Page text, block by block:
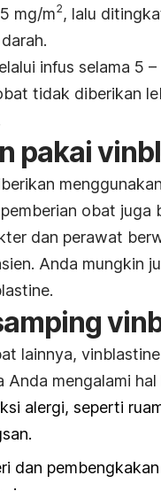
mg/m2, lalu
infus selama 5
tidak diberikan
pakai
obat juga
dan perawat
Anda mungkin
.
lainnya, vinblastine
Anda mengalami
alergi, seperti
dan